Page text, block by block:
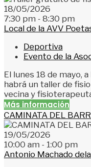
18/05/2026
7:30 pm - 8:30 pm
Local de la AVV
Deportiva
Evento de la
El lunes 18 de mayo, a
habrá un taller de
vecina y
Más información
CAMINATA DEL
19/05/2026
10:00 am - 1:00 pm
Antonio Machado